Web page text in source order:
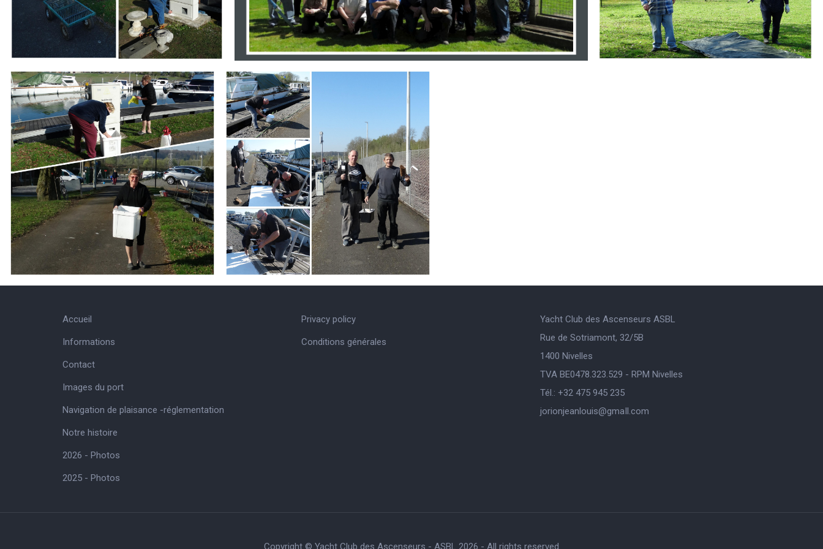
Branding
ARMCHAIR
Branding
ARMCHAIR
Accueil
Informations
Contact
Images du port
Navigation de plaisance -réglementation
Notre histoire
2026 - Photos
2025 - Photos
Privacy policy
Conditions générales
Yacht Club des Ascenseurs ASBL
Rue de Sotriamont, 32/5B
1400 Nivelles
TVA BE0478.323.529 - RPM Nivelles
Tél.: +32 475 945 235
jorionjeanlouis@gmaIl.com
Copyright © Yacht Club des Ascenseurs - ASBL 2026 - All rights reserved